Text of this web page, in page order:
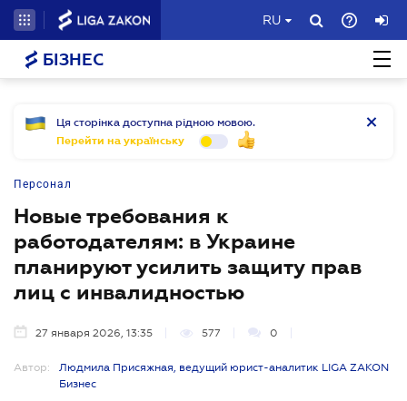
RU
БІЗНЕС
Ця сторінка доступна рідною мовою.
Перейти на українську
Персонал
Новые требования к
работодателям: в Украине
планируют усилить защиту прав
лиц с инвалидностью
27 января 2026, 13:35 577 0
Автор:
Людмила Присяжная, ведущий юрист-аналитик LIGA ZAKON
Бизнес